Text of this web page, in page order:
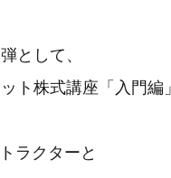
として、
ト株式講座「入門編
ラクターと